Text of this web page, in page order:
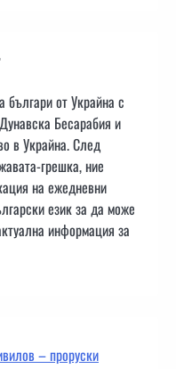
българи от Украйна с
Бесарабия и
в Украйна. След
грешка, ние
на ежедневни
език за да може
информация за
– проруски